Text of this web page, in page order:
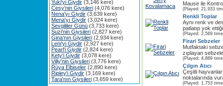
Yuki'yi Giydir (3,146 kere)
Cesy'nin Giysileri (4,076 kere)
Nena'yı Giydir (3,639 kere)
Mena'yı Giydir (3,024 kere)
Sevgililer Günü (3,733 kere)
Suzi'nin Giysileri (2,827 kere)
Gina'nın Giysileri (2,934 kere)
Leni'yi Giydir (2,927 kere)
Pearl'i Giydir (2,824 kere)
Kety'i Giydir (3,078 kere)
Villy'nin Giysileri (3,776 kere)
Rüya Elbiseler (2,890 kere)
Ripley'i Giydir (3,169 kere)
Tara'nın Giysileri (3,659 kere)
Mause ile
(Played: 21,933
Renkli Toplar
Aynı renk ve
patlatıp yok
(Played: 2,569
Firari Sebzeler
Mutfaktaki
zıplayan
(Played: 4,889
Çılgın Atıcı
Çeşitli
noktalarında
(Played: 1,753